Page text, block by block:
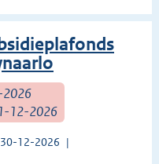
2026
12-2026
12-2026